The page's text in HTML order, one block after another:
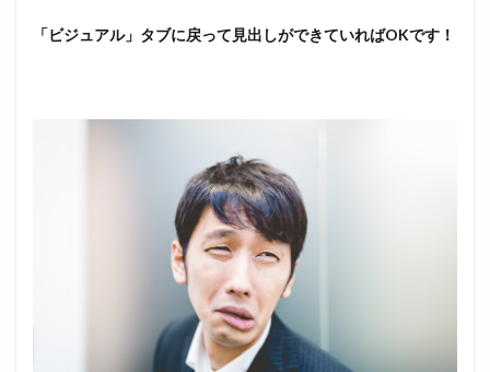
「ビジュアル」タブに戻って見出しができていればOKです！